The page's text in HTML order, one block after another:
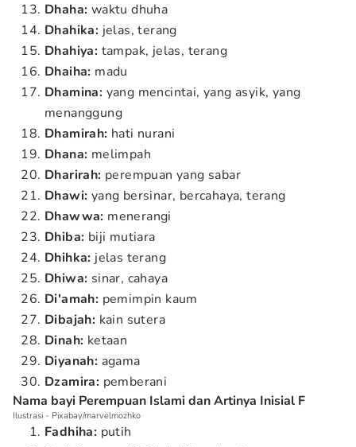
Dhaha: waktu dhuha
Dhahika: jelas, terang
Dhahiya: tampak, jelas, terang
Dhaiha: madu
Dhamina: yang mencintai, yang asyik, yang
menanggung
Dhamirah: hati nurani
Dhana: melimpah
Dharirah: perempuan yang sabar
Dhawi: yang bersinar, bercahaya, terang
Dhawwa: menerangi
Dhiba: biji mutiara
Dhihka: jelas terang
Dhiwa: sinar, cahaya
Di'amah: pemimpin kaum
Dibajah: kain sutera
Dinah: ketaan
Diyanah: agama
Dzamira: pemberani
Nama bayi Perempuan Islami dan Artinya Inisial F
Ilustrasi - Pixabay/marvelmozhko
Fadhiha: putih